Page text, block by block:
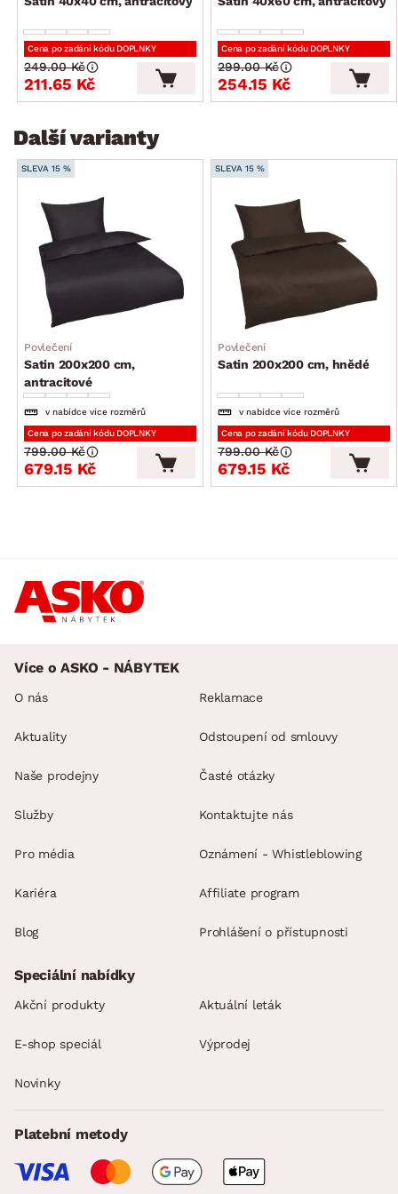
Cena po zadání kódu DOPLNKY
211.65 Kč
249.00 Kč
Cena po zadání kódu DOPLNKY
254.15 Kč
299.00 Kč
Další varianty
SLEVA 15 %
Povlečení
Satin 200x200 cm,
antracitové
v nabídce více rozměrů
Cena po zadání kódu DOPLNKY
679.15 Kč
799.00 Kč
SLEVA 15 %
Povlečení
Satin 200x200 cm, hnědé
v nabídce více rozměrů
Cena po zadání kódu DOPLNKY
679.15 Kč
799.00 Kč
Více o ASKO - NÁBYTEK
O nás
Aktuality
Naše prodejny
Služby
Pro média
Kariéra
Blog
Reklamace
Odstoupení od smlouvy
Časté otázky
Kontaktujte nás
Oznámení - Whistleblowing
Affiliate program
Prohlášení o přístupnosti
Speciální nabídky
Akční produkty Aktuální leták
E-shop speciál Výprodej
Novinky
Platební metody